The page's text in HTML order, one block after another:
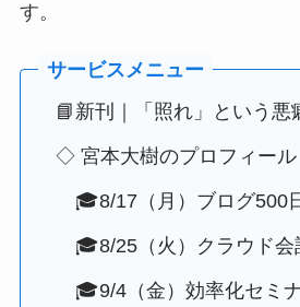
す。
📘新刊｜「照れ」という悪
◇ 宮本大樹のプロフィール
🎓8/17（月）ブログ500
🎓8/25（火）クラウド会
🎓9/4（金）効率化セミ